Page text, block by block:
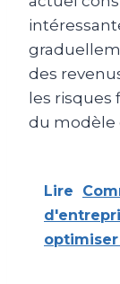
des
les risques
du modèle
Lire